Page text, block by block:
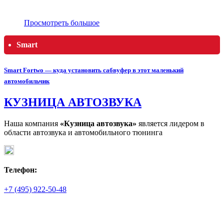
Просмотреть большое
Smart
Smart Fortwo — куда установить сабвуфер в этот маленький
автомобильчик
КУЗНИЦА АВТОЗВУКА
Наша компания «Кузница автозвука» является лидером в
области автозвука и автомобильного тюнинга
Телефон:
+7 (495) 922-50-48